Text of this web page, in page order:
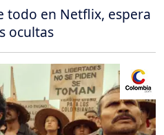
todo en Netflix, espera
ocultas